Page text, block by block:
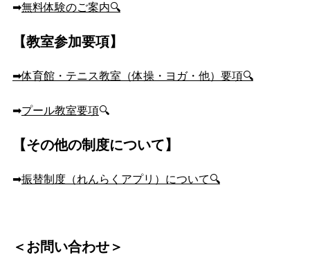
➡無料体験のご案内🔍
【教室参加要項】
➡体育館・テニス教室（体操・ヨガ・他）要項🔍
➡プール教室要項🔍
【その他の制度について】
➡振替制度（れんらくアプリ）について🔍
＜お問い合わせ＞